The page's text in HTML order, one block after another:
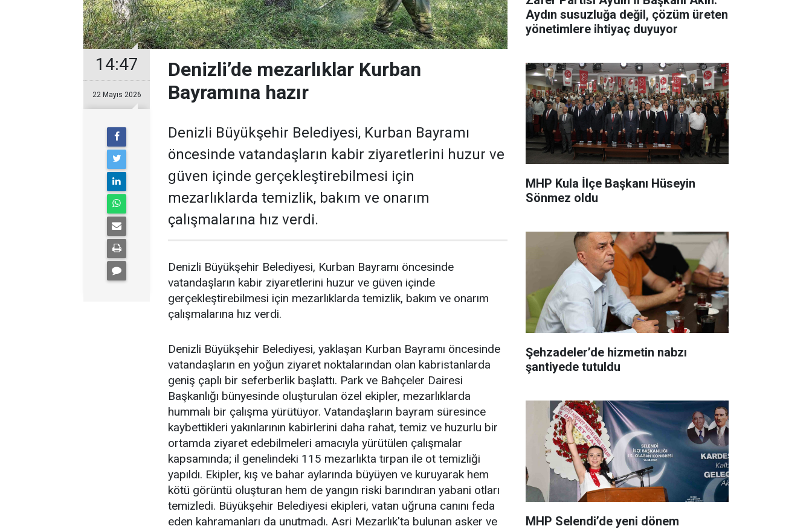
14:47
22 Mayıs 2026
Denizli’de mezarlıklar Kurban
Bayramına hazır
Denizli Büyükşehir Belediyesi, Kurban Bayramı
öncesinde vatandaşların kabir ziyaretlerini huzur ve
güven içinde gerçekleştirebilmesi için
mezarlıklarda temizlik, bakım ve onarım
çalışmalarına hız verdi.
Denizli Büyükşehir Belediyesi, Kurban Bayramı öncesinde
vatandaşların kabir ziyaretlerini huzur ve güven içinde
gerçekleştirebilmesi için mezarlıklarda temizlik, bakım ve onarım
çalışmalarına hız verdi.
Denizli Büyükşehir Belediyesi, yaklaşan Kurban Bayramı öncesinde
vatandaşların en yoğun ziyaret noktalarından olan kabristanlarda
geniş çaplı bir seferberlik başlattı. Park ve Bahçeler Dairesi
Başkanlığı bünyesinde oluşturulan özel ekipler, mezarlıklarda
hummalı bir çalışma yürütüyor. Vatandaşların bayram süresince
kaybettikleri yakınlarının kabirlerini daha rahat, temiz ve huzurlu bir
ortamda ziyaret edebilmeleri amacıyla yürütülen çalışmalar
kapsamında; il genelindeki 115 mezarlıkta tırpan ile ot temizliği
yapıldı. Ekipler, kış ve bahar aylarında büyüyen ve kuruyarak hem
kötü görüntü oluşturan hem de yangın riski barındıran yabani otları
temizledi. Büyükşehir Belediyesi ekipleri, vatan uğruna canını feda
eden kahramanları da unutmadı. Asri Mezarlık'ta bulunan asker ve
Aydın susuzluğa değil, çözüm üreten
yönetimlere ihtiyaç duyuyor
MHP Kula İlçe Başkanı Hüseyin
Sönmez oldu
Şehzadeler’de hizmetin nabzı
şantiyede tutuldu
MHP Selendi’de yeni dönem